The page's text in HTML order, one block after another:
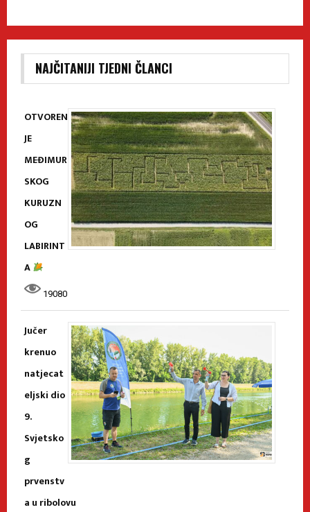
NAJČITANIJI TJEDNI ČLANCI
OTVOREN
JE
MEĐIMUR
SKOG
KURUZN
OG
LABIRINT
A
19080
Jučer
krenuo
natjecat
eljski dio
9.
Svjetsko
g
prvenstv
a u ribolovu